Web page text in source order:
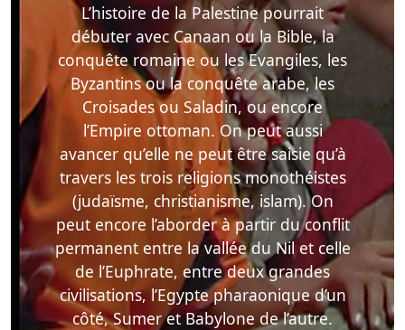
L’histoire de la Palestine pourrait
débuter avec Canaan ou la Bible, la
conquête romaine ou les Evangiles, les
Byzantins ou la conquête arabe, les
Croisades ou Saladin, ou encore
l’Empire ottoman. On peut aussi
avancer qu’elle ne peut être saisie qu’à
travers les trois religions monothéistes
(judaïsme, christianisme, islam). On
peut encore l’aborder à partir du conflit
permanent entre la vallée du Nil et celle
de l’Euphrate, entre deux grandes
civilisations, l’Egypte pharaonique d’un
côté, Sumer et Babylone de l’autre.